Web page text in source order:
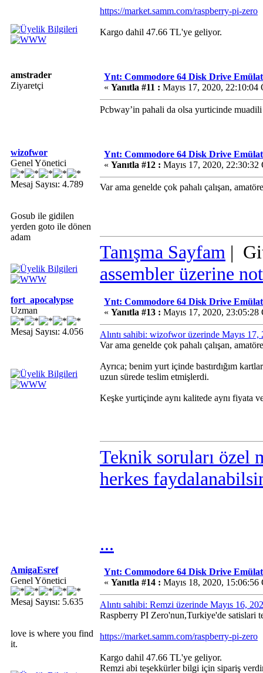
https://market.samm.com/raspberry-pi-zero
Kargo dahil 47.66 TL'ye geliyor.
amstrader
Ziyaretçi
Ynt: Commodore 64 Disk Drive
« Yanıtla #11 : Mayıs 17, 2020, 22:10:04
Pcbway’in pahali da olsa yurticinde
wizofwor
Genel Yönetici
Mesaj Sayısı: 4.789
Gosub ile gidilen
yerden goto ile dönen
adam
Ynt: Commodore 64 Disk Drive
« Yanıtla #12 : Mayıs 17, 2020, 22:30:32
Var ama genelde çok pahalı çalışan,
Tanışma Sayfam |
assembler üzerine
fort_apocalypse
Uzman
Mesaj Sayısı: 4.056
Ynt: Commodore 64 Disk Drive
« Yanıtla #13 : Mayıs 17, 2020, 23:05:28
Alıntı sahibi: wizofwor üzerinde Mayıs
Var ama genelde çok pahalı çalışan,
Ayrıca; benim yurt içinde bastırdığım
uzun sürede teslim etmişlerdi.
Keşke yurtiçinde aynı kalitede aynı fiyata
Teknik soruları özel
herkes
...
AmigaEsref
Genel Yönetici
Mesaj Sayısı: 5.635
love is where you find
it.
Ynt: Commodore 64 Disk Drive
« Yanıtla #14 : Mayıs 18, 2020, 15:06:56
Alıntı sahibi: Remzi üzerinde Mayıs 16,
Raspberry PI Zero'nun,Turkiye'de satislari
https://market.samm.com/raspberry-pi-zero
Kargo dahil 47.66 TL'ye geliyor.
Remzi abi teşekkürler bilgi için sipariş